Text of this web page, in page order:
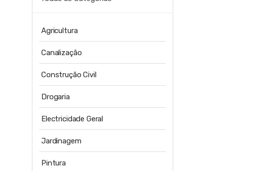
Agricultura
Canalização
Construção Civil
Drogaria
Electricidade Geral
Jardinagem
Pintura